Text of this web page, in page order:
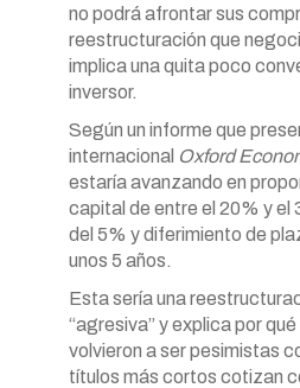
no podrá afrontar sus
reestructuración que
implica una quita poco
inversor.
Según un informe que
internacional Oxford
estaría avanzando en
capital de entre el 20% y el
del 5% y diferimiento de
unos 5 años.
Esta sería una
“agresiva” y explica por
volvieron a ser pesimistas
títulos más cortos cotizan